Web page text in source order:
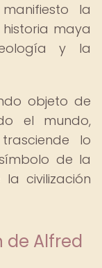
la
maya
y la
objeto de
el mundo,
lo
de la
civilización
de Alfred